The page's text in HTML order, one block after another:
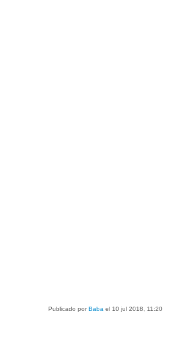
Publicado porBaba el 10 jul 2018, 11:20